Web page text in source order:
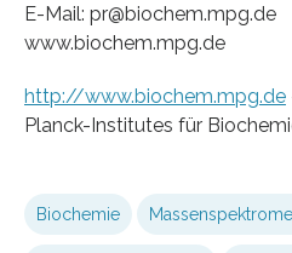
E-Mail: pr@biochem.mpg.de
www.biochem.mpg.de
http://www.biochem.mpg.de
Planck-Institutes für
Biochemie